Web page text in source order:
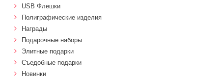
USB Флешки
Полиграфические изделия
Награды
Подарочные наборы
Элитные подарки
Cъедобные подарки
Новинки